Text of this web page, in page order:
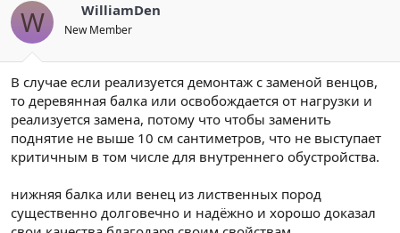
W WilliamDen
New Member
В случае если реализуется демонтаж с заменой венцов,
то деревянная балка или освобождается от нагрузки и
реализуется замена, потому что чтобы заменить
поднятие не выше 10 см сантиметров, что не выступает
критичным в том числе для внутреннего обустройства.
нижняя балка или венец из лиственных пород
существенно долговечно и надёжно и хорошо доказал